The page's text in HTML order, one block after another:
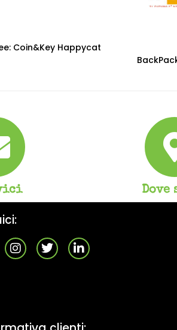
Coin&Key Happycat
Dove